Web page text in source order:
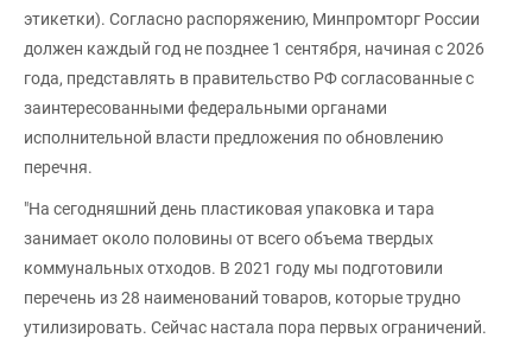
этикетки). Согласно распоряжению, Минпромторг России
должен каждый год не позднее 1 сентября, начиная с 2026
года, представлять в правительство РФ согласованные с
заинтересованными федеральными органами
исполнительной власти предложения по обновлению
перечня.
"На сегодняшний день пластиковая упаковка и тара
занимает около половины от всего объема твердых
коммунальных отходов. В 2021 году мы подготовили
перечень из 28 наименований товаров, которые трудно
утилизировать. Сейчас настала пора первых ограничений.